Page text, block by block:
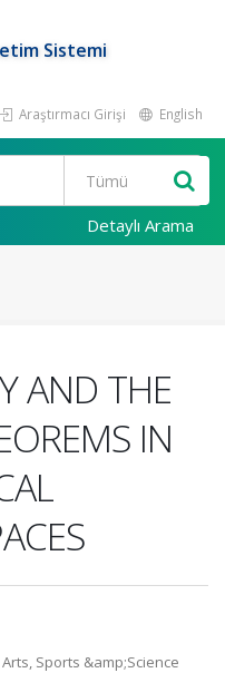
Sistemi
Araştırmacı Girişi English
Detaylı Arama
AND THE
IN
Sports &amp;Science